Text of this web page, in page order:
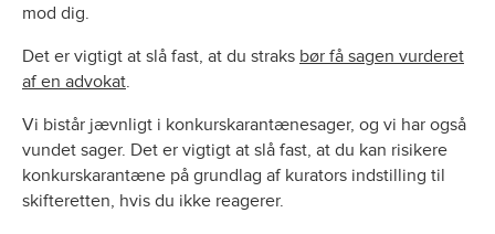
mod dig.
Det er vigtigt at slå fast, at du straks bør få sagen vurderet
af en advokat.
Vi bistår jævnligt i konkurskarantænesager, og vi har også
vundet sager. Det er vigtigt at slå fast, at du kan risikere
konkurskarantæne på grundlag af kurators indstilling til
skifteretten, hvis du ikke reagerer.